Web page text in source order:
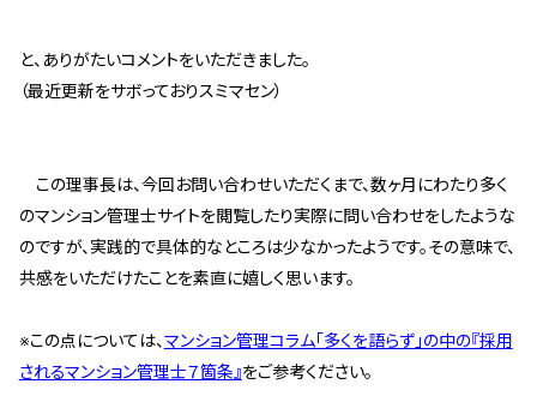
と、ありがたいコメントをいただきました。
（最近更新をサボっておりスミマセン）
この理事長は、今回お問い合わせいただくまで、数ヶ月にわたり多く
のマンション管理士サイトを閲覧したり実際に問い合わせをしたような
のですが、実践的で具体的なところは少なかったようです。その意味で、
共感をいただけたことを素直に嬉しく思います。
※この点については、マンション管理コラム「多くを語らず」の中の『採用
されるマンション管理士７箇条』をご参考ください。
無料よろづ相談
会社概要
経営理念 »
実績・お客様の声